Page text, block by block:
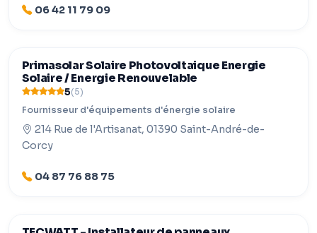
06 42 11 79 09
Primasolar Solaire Photovoltaique Energie
Solaire / Energie Renouvelable
5(5)
Fournisseur d'équipements d'énergie solaire
214 Rue de l'Artisanat, 01390 Saint-André-de-
Corcy
04 87 76 88 75